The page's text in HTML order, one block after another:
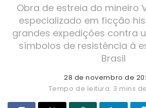
Obra de estreia do mineiro
especializado em ficção
grandes expedições contra
símbolos de resistência à
Brasil
28 de novembro de
Tempo de leitura: 3 mins